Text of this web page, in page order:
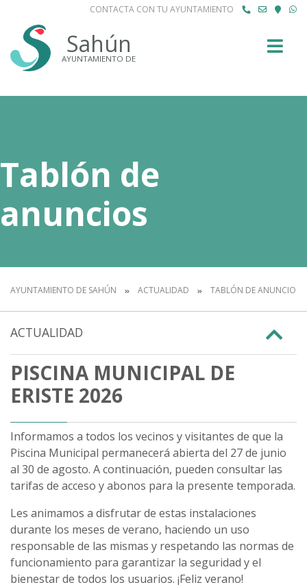
CONTACTA CON TU AYUNTAMIENTO
Sahún
AYUNTAMIENTO DE
Tablón de
anuncios
AYUNTAMIENTO DE SAHÚN ACTUALIDAD TABLÓN DE ANUNCIOS
ACTUALIDAD
PISCINA MUNICIPAL DE
ERISTE 2026
Informamos a todos los vecinos y visitantes de que la
Piscina Municipal permanecerá abierta del 27 de junio
al 30 de agosto. A continuación, pueden consultar las
tarifas de acceso y abonos para la presente temporada.
Les animamos a disfrutar de estas instalaciones
durante los meses de verano, haciendo un uso
responsable de las mismas y respetando las normas de
funcionamiento para garantizar la seguridad y el
bienestar de todos los usuarios. ¡Feliz verano!